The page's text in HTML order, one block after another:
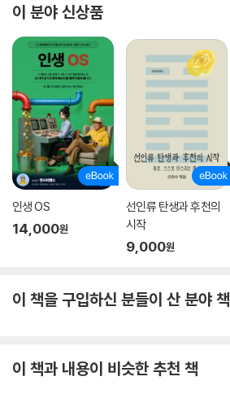
이 분야 신상품
인생 OS
14,000원
선인류 탄생과 후천의
시작
9,000원
이 책을 구입하신 분들이 산 분야 책
이 책과 내용이 비슷한 추천 책